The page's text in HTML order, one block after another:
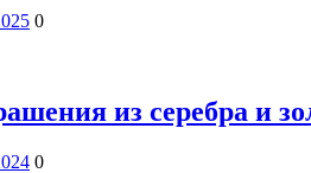
0
из серебра и
0